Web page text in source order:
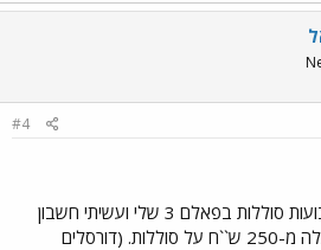
#4
אני החלפתי כל 3 שבועות סוללות בפאלם 3 שלי ועשיתי חשבון
שבשנה הוצאתי למעלה מ-250 ש``ח על סוללות. (דורסלים